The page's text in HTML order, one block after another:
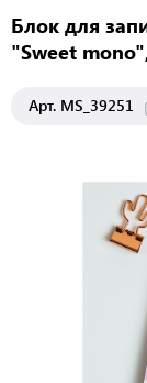
Блок для
"Sweet
Арт. MS_39251